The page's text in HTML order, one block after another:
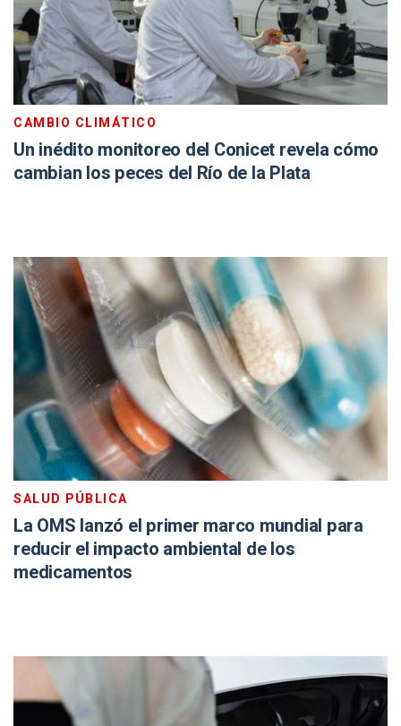
CAMBIO CLIMÁTICO
Un inédito monitoreo del Conicet revela cómo
cambian los peces del Río de la Plata
SALUD PÚBLICA
La OMS lanzó el primer marco mundial para
reducir el impacto ambiental de los
medicamentos